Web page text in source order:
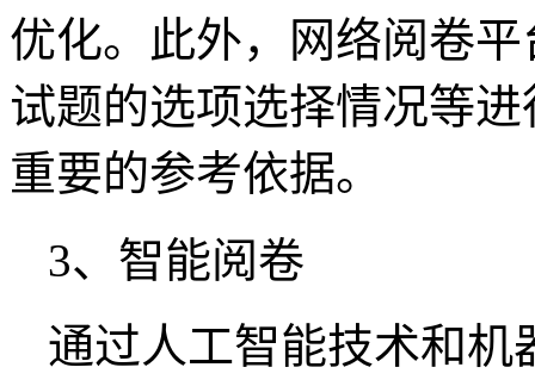
优化。此外，网络阅卷
试题的选项选择情况等
重要的参考依据。
3、智能阅卷
通过人工智能技术和机